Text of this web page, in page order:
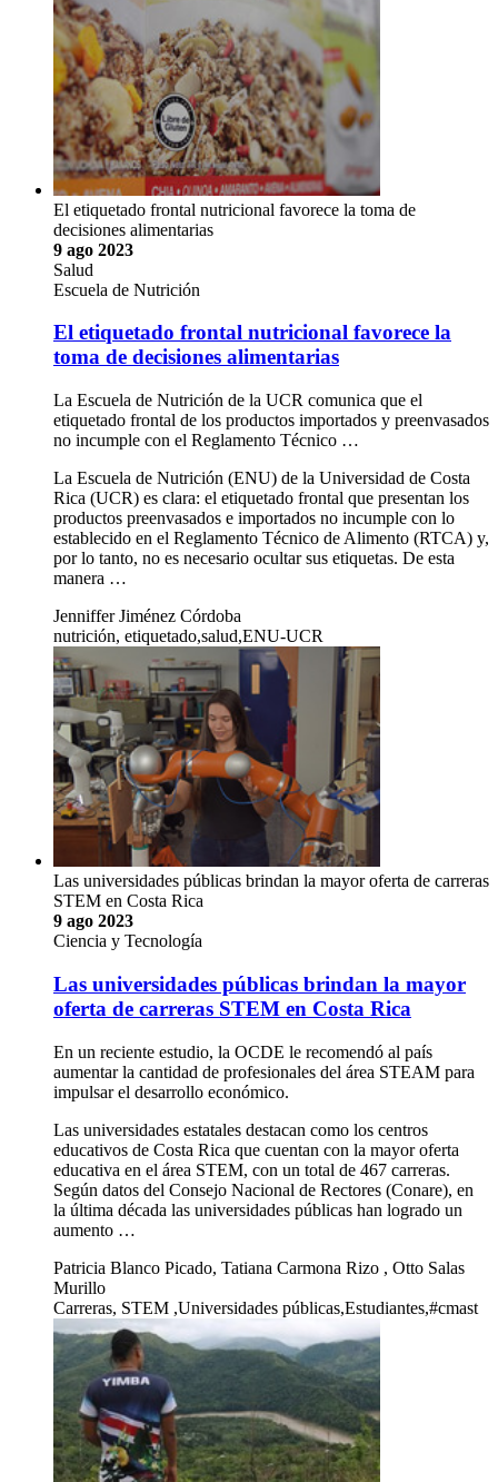
El etiquetado frontal nutricional favorece la toma de
decisiones alimentarias
9 ago 2023
Salud
Escuela de Nutrición
El etiquetado frontal nutricional favorece la
toma de decisiones alimentarias
La Escuela de Nutrición de la UCR comunica que el
etiquetado frontal de los productos importados y preenvasados
no incumple con el Reglamento Técnico …
La Escuela de Nutrición (ENU) de la Universidad de Costa
Rica (UCR) es clara: el etiquetado frontal que presentan los
productos preenvasados e importados no incumple con lo
establecido en el Reglamento Técnico de Alimento (RTCA) y,
por lo tanto, no es necesario ocultar sus etiquetas. De esta
manera …
Jenniffer Jiménez Córdoba
nutrición, etiquetado,salud,ENU-UCR
Las universidades públicas brindan la mayor oferta de carreras
STEM en Costa Rica
9 ago 2023
Ciencia y Tecnología
Las universidades públicas brindan la mayor
oferta de carreras STEM en Costa Rica
En un reciente estudio, la OCDE le recomendó al país
aumentar la cantidad de profesionales del área STEAM para
impulsar el desarrollo económico.
Las universidades estatales destacan como los centros
educativos de Costa Rica que cuentan con la mayor oferta
educativa en el área STEM, con un total de 467 carreras.
Según datos del Consejo Nacional de Rectores (Conare), en
la última década las universidades públicas han logrado un
aumento …
Patricia Blanco Picado, Tatiana Carmona Rizo , Otto Salas
Murillo
Carreras, STEM ,Universidades públicas,Estudiantes,#cmast